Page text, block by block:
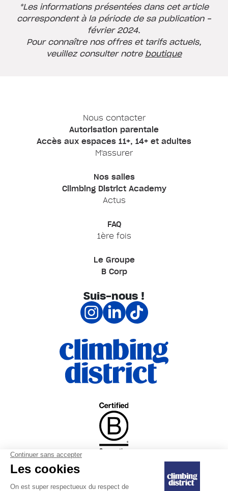
*Les informations présentées dans cet article
correspondent à la période de sa publication -
février 2024.
Pour connaître nos offres et tarifs actuels,
veuillez consulter notre boutique
Nous contacter
Autorisation parentale
Accès aux espaces 11+, 14+ et adultes
M'assurer
Nos salles
Climbing District Academy
Actus
FAQ
1ère fois
Le Groupe
B Corp
Suis-nous !